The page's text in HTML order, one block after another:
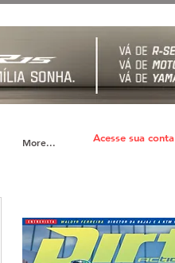
More... Acesse sua conta